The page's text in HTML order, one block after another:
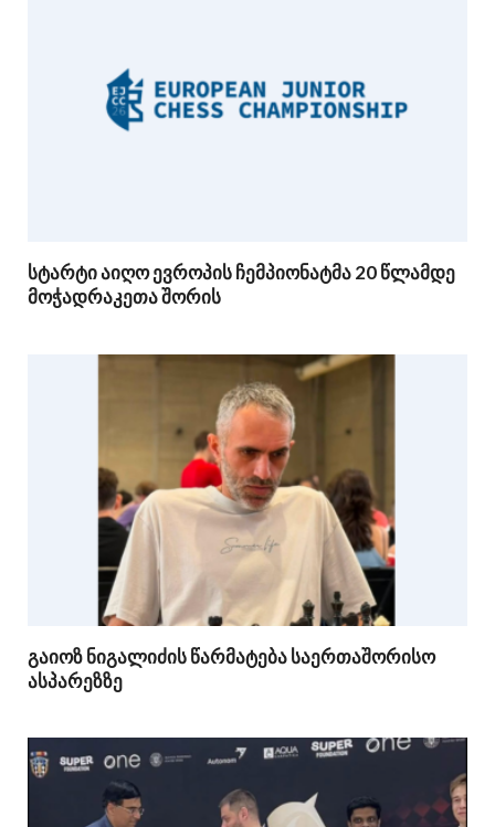
სტარტი აიღო ევროპის ჩემპიონატმა 20 წლამდე
მოჭადრაკეთა შორის
გაიოზ ნიგალიძის წარმატება საერთაშორისო
ასპარეზზე